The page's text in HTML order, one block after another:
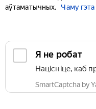
аўтаматычных.
Чаму
Я не робат
Націсніце, каб
SmartCaptcha by